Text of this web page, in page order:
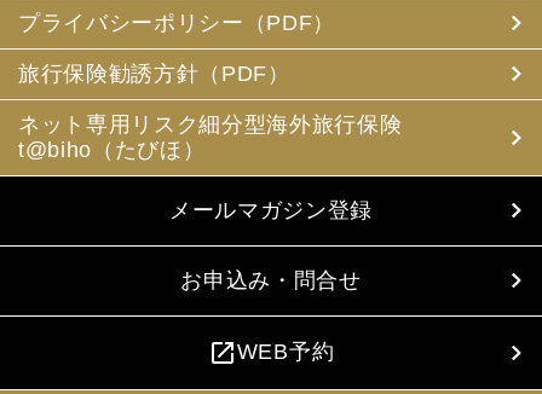
プライバシーポリシー（PDF）
旅行保険勧誘方針（PDF）
ネット専用リスク細分型海外旅行保険
t@biho（たびほ）
メールマガジン登録
お申込み・問合せ
open_in_newWEB予約